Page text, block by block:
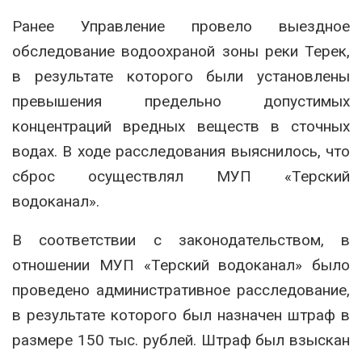
Ранее Управление провело выездное
обследование водоохраной зоны реки Терек,
в результате которого были установлены
превышения предельно допустимых
концентраций вредных веществ в сточных
водах. В ходе расследования выяснилось, что
сброс осуществлял МУП «Терский
водоканал».
В соответствии с законодательством, в
отношении МУП «Терский водоканал» было
проведено административное расследование,
в результате которого был назначен штраф в
размере 150 тыс. рублей. Штраф был взыскан